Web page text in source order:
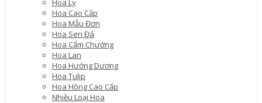
Hoa Ly
Hoa Cao Cấp
Hoa Mẫu Đơn
Hoa Sen Đá
Hoa Cẩm Chướng
Hoa Lan
Hoa Hướng Dương
Hoa Tulip
Hoa Hồng Cao Cấp
Nhiều Loại Hoa